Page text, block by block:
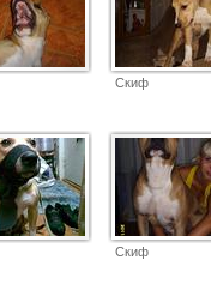
Скиф
Скиф